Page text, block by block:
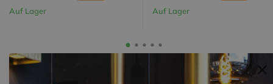
Auf Lager Auf Lager